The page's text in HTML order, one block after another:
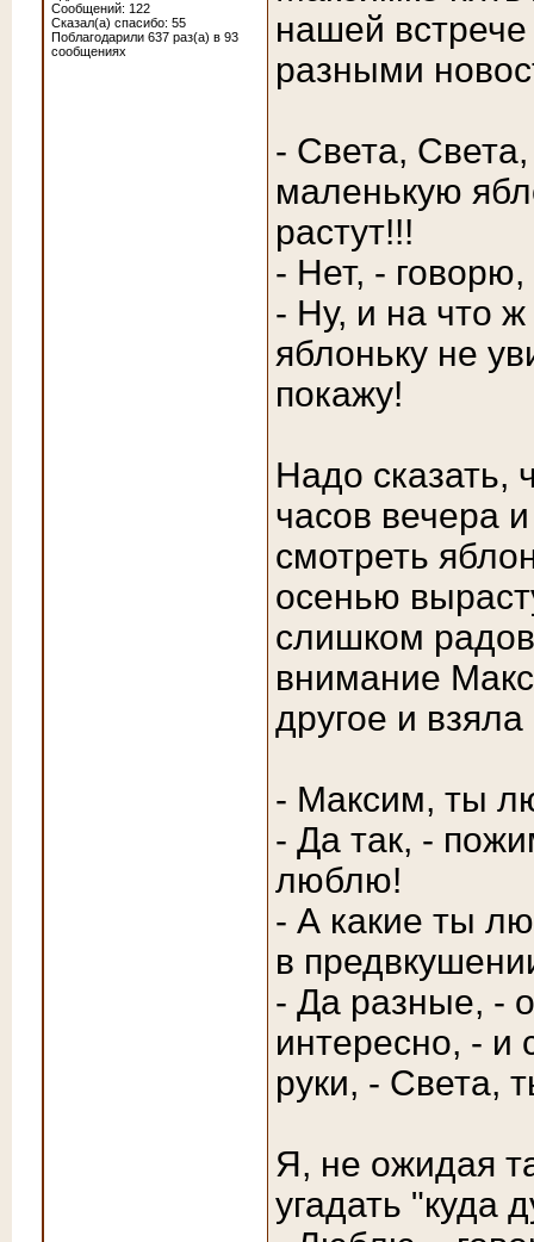
Сообщений: 122
Сказал(а) спасибо: 55
Поблагодарили 637 раз(а) в 93
сообщениях
нашей
разными
- Света,
маленькую
растут!!!
- Нет, -
- Ну, и на что
яблоньку не
покажу!
Надо сказать,
часов вечера
смотреть
осенью
слишком
внимание
другое и
- Максим, ты
- Да так, -
люблю!
- А какие ты
в
- Да разные, -
интересно, - и
руки, - Света,
Я, не ожидая
угадать "куда